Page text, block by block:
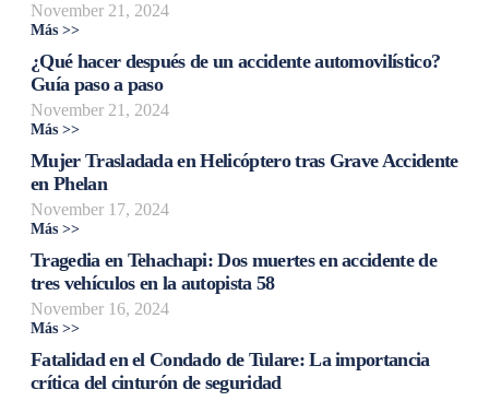
November 21, 2024
Más >>
¿Qué hacer después de un accidente automovilístico?
Guía paso a paso
November 21, 2024
Más >>
Mujer Trasladada en Helicóptero tras Grave Accidente
en Phelan
November 17, 2024
Más >>
Tragedia en Tehachapi: Dos muertes en accidente de
tres vehículos en la autopista 58
November 16, 2024
Más >>
Fatalidad en el Condado de Tulare: La importancia
crítica del cinturón de seguridad